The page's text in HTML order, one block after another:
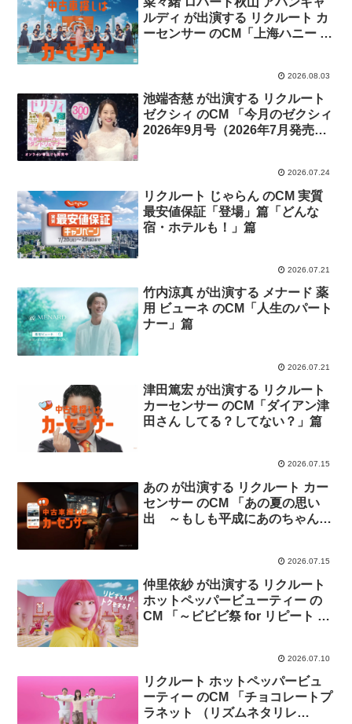
ルディ が出演する リクルート カ
ーセンサー のCM「上海ハニー ナ
2026.08.03
池端杏慈 が出演する リクルート
ゼクシィ のCM 「今月のゼクシィ
2026年9月号（2026年7月発売
2026.07.24
リクルート じゃらん のCM 実質
最安値保証「登場」篇「どんな
宿・ホテルも！」篇
2026.07.21
竹内涼真 が出演する メナード 薬
用 ビューネ のCM「人生のパート
ナー」篇
2026.07.21
津田篤宏 が出演する リクルート
カーセンサー のCM「ダイアン津
田さん してる？してない？」篇
2026.07.15
あの が出演する リクルート カー
センサー のCM 「あの夏の思い
出 ～もしも平成にあのちゃんと
2026.07.15
仲里依紗 が出演する リクルート
ホットペッパービューティー の
CM 「～ビビビ祭 for リピート 仲
2026.07.10
リクルート ホットペッパービュ
ーティー のCM 「チョコレートプ
ラネット （リズムネタリレ